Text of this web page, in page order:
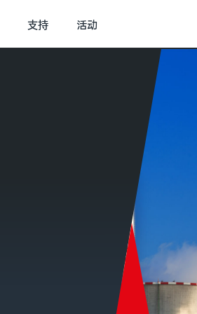
支持 活动